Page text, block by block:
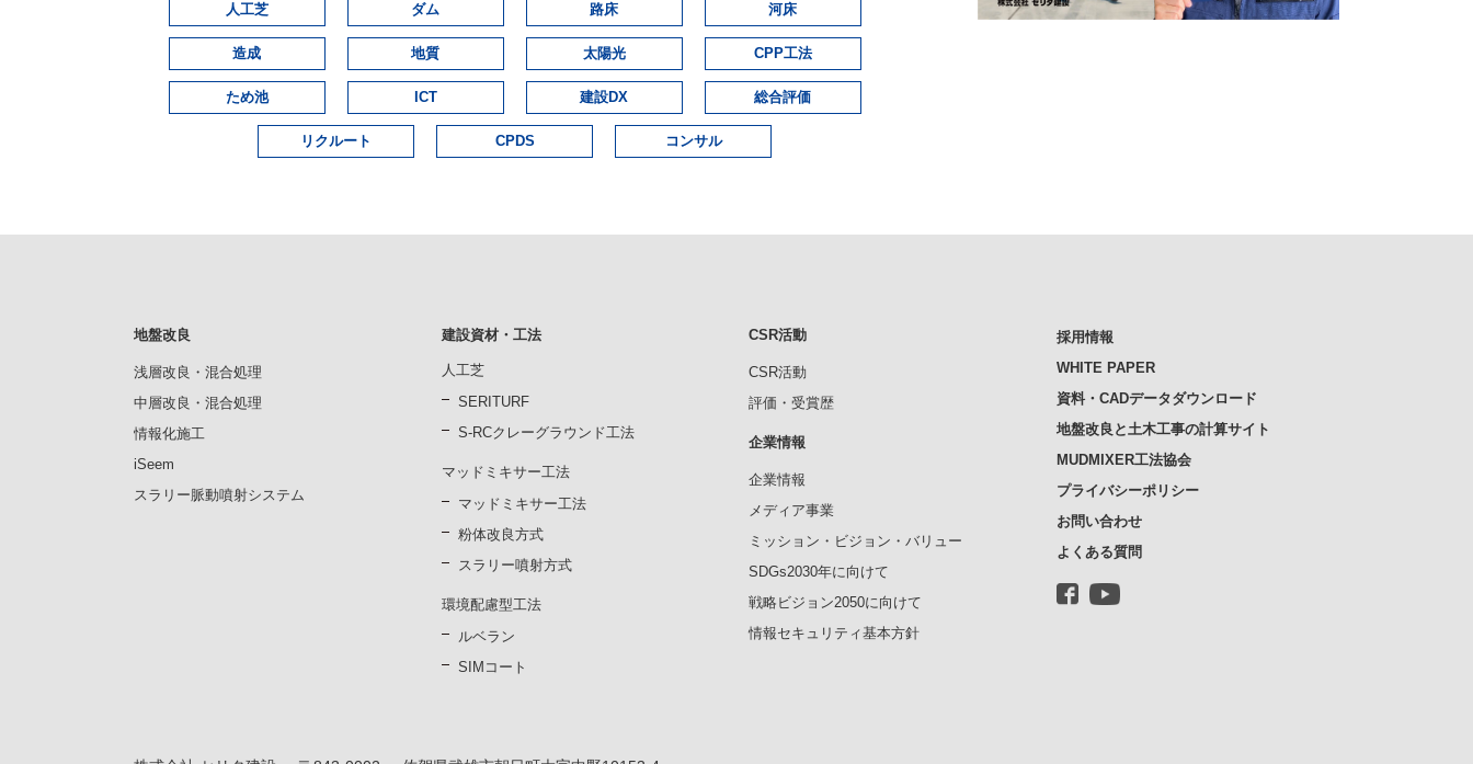
人工芝 ダム 路床 河床
造成 地質 太陽光 CPP工法
ため池 ICT 建設DX 総合評価
リクルート CPDS コンサル
地盤改良
浅層改良・混合処理
中層改良・混合処理
情報化施工
iSeem
スラリー脈動噴射システム
建設資材・工法
人工芝
SERITURF
S-RCクレーグラウンド工法
マッドミキサー工法
マッドミキサー工法
粉体改良方式
スラリー噴射方式
環境配慮型工法
ルベラン
SIMコート
CSR活動
CSR活動
評価・受賞歴
企業情報
企業情報
メディア事業
ミッション・ビジョン・バリュー
SDGs2030年に向けて
戦略ビジョン2050に向けて
情報セキュリティ基本方針
採用情報
WHITE PAPER
資料・CADデータダウンロード
地盤改良と土木工事の計算サイト
MUDMIXER工法協会
プライバシーポリシー
お問い合わせ
よくある質問